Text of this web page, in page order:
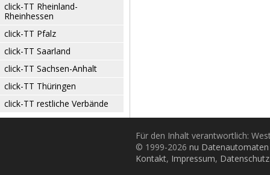
click-TT Rheinland-
Rheinhessen
click-TT Pfalz
click-TT Saarland
click-TT Sachsen-Anhalt
click-TT Thüringen
click-TT restliche Verbände
Für den Inhalt verantwortlich:
© 1999-2026 nu
Kontakt, Impressum, Datenschutz